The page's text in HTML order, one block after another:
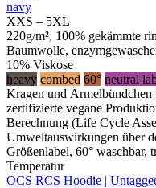
navy
XXS – 5XL
220g/m², 100% gekämmte
Baumwolle,
10% Viskose
heavy combed 60° neutral
Kragen und
zertifizierte vegane
Berechnung (Life Cycle
Umweltauswirkungen über
Größenlabel, 60° waschbar,
Temperatur
OCS RCS Hoodie |